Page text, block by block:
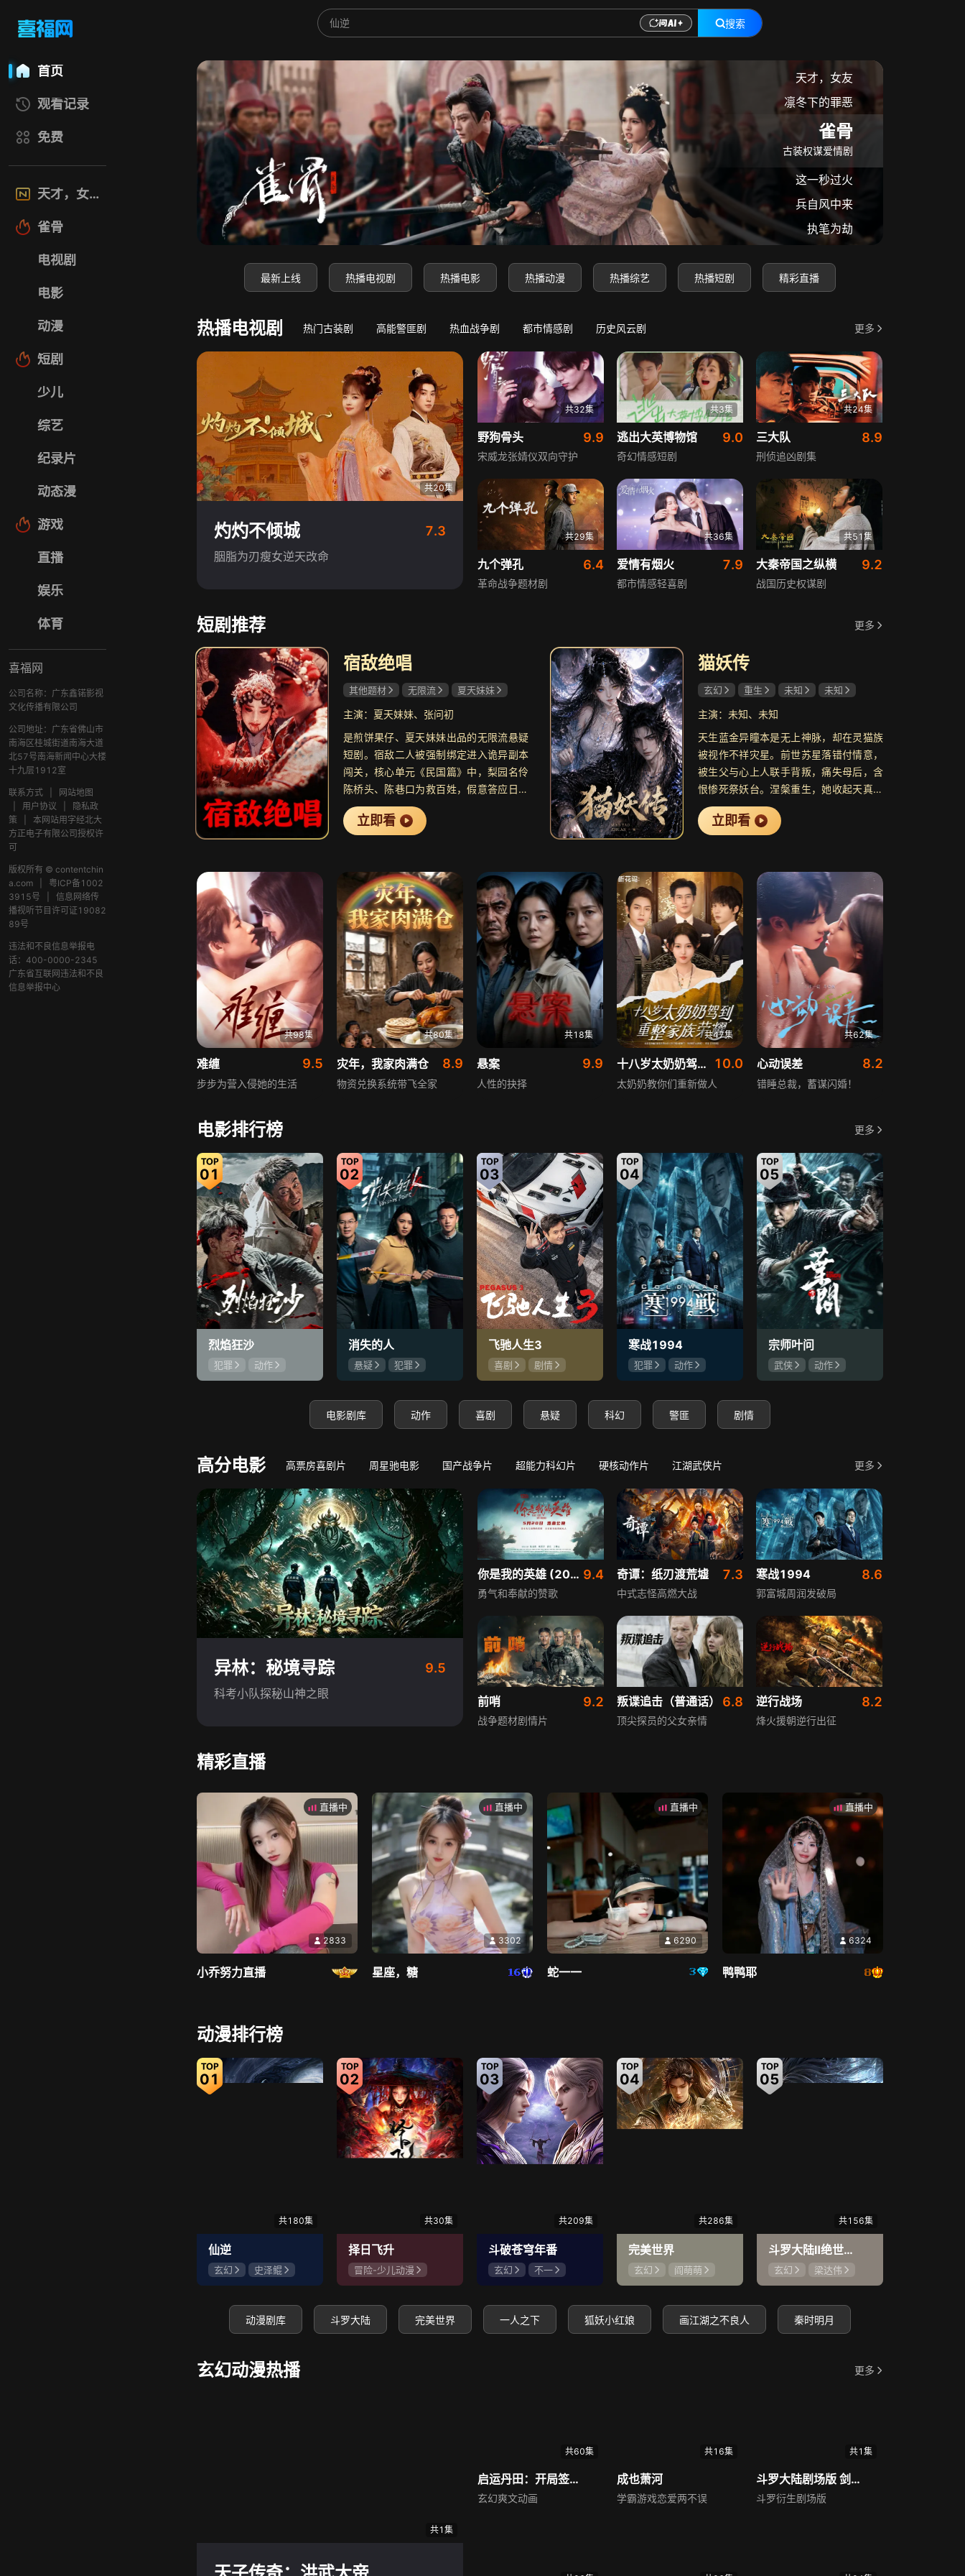
搜索
首页
观看记录
免费
天才，女友
雀骨
电视剧
电影
动漫
短剧
少儿
综艺
纪录片
动态漫
游戏
直播
娱乐
体育
喜福网
公司名称：广东鑫锘影视
文化传播有限公司
公司地址：广东省佛山市
南海区桂城街道南海大道
北57号南海新闻中心大楼
十九层1912室
联系方式
网站地图
用户协议
隐私政
策
本网站用字经北大
方正电子有限公司授权许
可
版权所有 © contentchin
a.com
粤ICP备1002
3915号
信息网络传
播视听节目许可证19082
89号
违法和不良信息举报电
话：400-0000-2345
广东省互联网违法和不良
信息举报中心
喜福影视网-高清电影电视剧动漫综艺免费在线观看
天才，女友
凛冬下的罪恶
雀骨
古装权谋爱情剧
这一秒过火
兵自风中来
执笔为劫
最新上线 热播电视剧 热播电影 热播动漫 热播综艺 热播短剧 精彩直播
热播电视剧 热门古装剧 高能警匪剧 热血战争剧 都市情感剧 历史风云剧 更多
共20集
灼灼不倾城 7.3
胭脂为刃瘦女逆天改命
共32集
野狗骨头 9.9
宋威龙张婧仪双向守护
共3集
逃出大英博物馆 9.0
奇幻情感短剧
共24集
三大队 8.9
刑侦追凶剧集
共29集
九个弹孔 6.4
革命战争题材剧
共36集
爱情有烟火 7.9
都市情感轻喜剧
共51集
大秦帝国之纵横 9.2
战国历史权谋剧
共17集
执笔为劫 9.5
穿书后与皇兄情根深种
共34集
扁豆爱焖面 6.8
都市婚恋情感剧
尘封十三载
悬疑刑侦剧
共26集
7.9
连环凶案 踏雪擒凶
共33集
南部档案 8.1
民国悬疑冒险剧
共36集
雾都
抗战题材剧
短剧推荐 更多
宿敌绝唱
其他题材 无限流
夏天妹妹
主演：夏天妹妹、张问初
是煎饼果仔、夏天妹妹出品的无限流悬疑
短剧。宿敌二人被强制绑定进入诡异副本
闯关，核心单元《民国篇》中，梨园名伶
陈桥头、陈巷口为救百姓，假意答应日军
唱戏，以毒酒、烈火与敌同归于尽，以身
殉国，融合悬疑、家国情怀与宿命羁绊。
立即看
猫妖传
玄幻 重生 未知 未知
主演：未知、未知
天生蓝金异瞳本是无上神脉，却在灵猫族
被视作不祥灾星。前世苏星落错付情意，
被生父与心上人联手背叛，痛失母后，含
恨惨死祭妖台。涅槃重生，她收起天真，
决意向仇人复仇。流落绝境时，她意外解
封被封印万年的上古妖神。二人强强联
为万千妖族开启全新的时代。
立即看
共98集
难缠 9.5
步步为营入侵她的生活
共80集
灾年，我家肉满仓 8.9
物资兑换系统带飞全家
共18集
悬案 9.9
人性的抉择
共47集
十八岁太奶奶驾到，重整家族荣耀 10.0
太奶奶教你们重新做人
共62集
心动误差 8.2
错睡总裁，蓄谋闪婚！
共92集
若熙传 9.2
王丽坤深陷权力斗争
共109集
8.1
守底线，方能渡末世
共62集
唐诡奇谭之九重楼 8.3
苏无名孤身被囚遇死局
电影排行榜 更多
01
烈焰狂沙
犯罪
动作
刘俊孝
康磊
02
消失的人
悬疑
犯罪
郑恺
刘浩存
03
飞驰人生3
喜剧
剧情
沈腾
尹正
04
寒战1994
犯罪
动作
吴彦祖
刘俊谦
05
宗师叶问
武侠
动作
杜宇航
王婉中
电影剧库 动作 喜剧 悬疑 科幻 警匪 剧情
高分电影 高票房喜剧片 周星驰电影 国产战争片 超能力科幻片 硬核动作片 江湖武侠片 更多
异林：秘境寻踪 9.5
科考小队探秘山神之眼
你是我的英雄 (2024) 9.4
勇气和奉献的赞歌
奇谭：纸刃渡荒墟 7.3
中式志怪高燃大战
寒战1994 8.6
郭富城周润发破局
前哨 9.2
战争题材剧情片
叛谍追击（普通话） 6.8
顶尖探员的父女亲情
逆行战场 8.2
烽火援朝逆行出征
斩毒行动
于荣光石兆琪对决
绿液惊魂 9.5
连姆·尼森霸气特工
勇敢的心 9.1
古装历史战争剧
10间敢死队 6.4
集结老中青三代喜人
绝地密令
蒙冤尚书能否重见天日
霹雳娇娃2（普通话） 6.2
美娇娃锄强扶弱破阴谋
精彩直播
直播中
2833
小乔努力直播
直播中
3302
星座，糖
直播中
6290
蛇一一
直播中
6324
鸭鸭耶
2367 4208
动漫排行榜
01
共180集
仙逆
玄幻
史泽鲲
张惠霖
王婧儿
02
共30集
择日飞升
冒险-少儿动漫
神怪
史泽鲲
03
共209集
斗破苍穹年番
玄幻
不一
04
共286集
完美世界
玄幻
阎萌萌
锦鲤
阎么么
05
共156集
斗罗大陆Ⅱ绝世唐门
玄幻
梁达伟
唐雅菁
孙恺寅
动漫剧库 斗罗大陆 完美世界 一人之下 狐妖小红娘 画江湖之不良人 秦时明月
玄幻动漫热播 更多
共1集
共60集
启运丹田：开局签到至尊丹田
玄幻爽文动画
共16集
成也萧河
学霸游戏恋爱两不误
共1集
斗罗大陆剧场版 剑道尘心
斗罗衍生剧场版